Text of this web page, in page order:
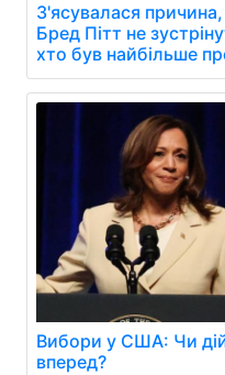
З'ясувалася
Бред Пітт не
хто був найбільше
Вибори у США: Чи
вперед?